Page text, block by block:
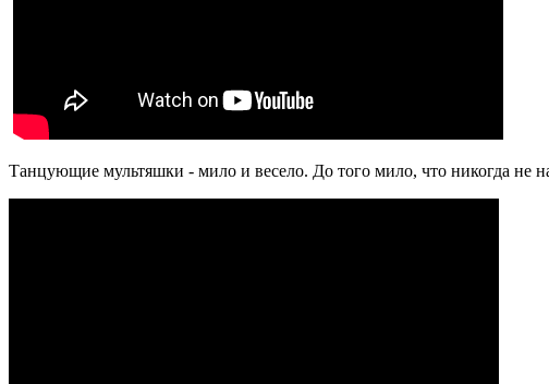
Танцующие мультяшки - мило и весело. До того мило, что никогда не